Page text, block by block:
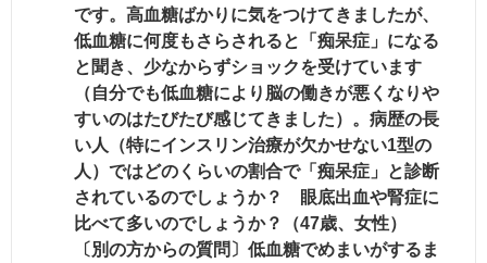
です。高血糖ばかりに気をつけてきましたが、
低血糖に何度もさらされると「痴呆症」になる
と聞き、少なからずショックを受けています
（自分でも低血糖により脳の働きが悪くなりや
すいのはたびたび感じてきました）。病歴の長
い人（特にインスリン治療が欠かせない1型の
人）ではどのくらいの割合で「痴呆症」と診断
されているのでしょうか？ 眼底出血や腎症に
比べて多いのでしょうか？（47歳、女性）
〔別の方からの質問〕低血糖でめまいがするま